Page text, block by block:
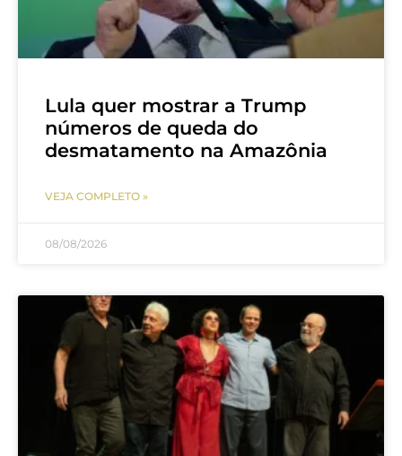
Lula quer mostrar a Trump
números de queda do
desmatamento na Amazônia
VEJA COMPLETO »
08/08/2026